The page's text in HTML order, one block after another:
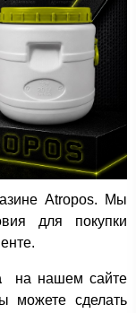
Atropos. Мы
для покупки
на нашем сайте
можете сделать